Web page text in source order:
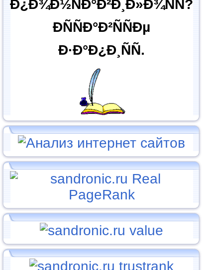
Ð¿Ð¾Ð½ÑÐ°Ð²Ð¸Ð»Ð¾ÑÑ?
ÐÑÑÐ°Ð²ÑÑÐµ
Ð·Ð°Ð¿Ð¸ÑÑ.